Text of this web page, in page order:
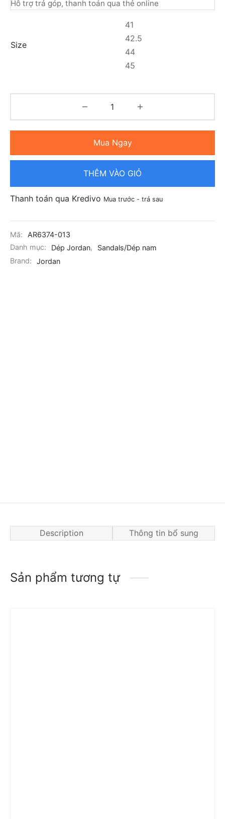
Hỗ trợ trả góp, thanh toán qua thẻ online
Size
41
42.5
44
45
Mua Ngay
THÊM VÀO GIỎ
Thanh toán qua Kredivo Mua trước - trả sau
Mã:
AR6374-013
Danh mục:
Dép Jordan,
Sandals/Dép nam
Brand:
Jordan
Description Thông tin bổ sung
Sản phẩm tương tự